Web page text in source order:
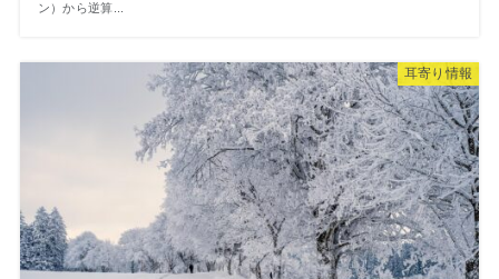
ン）から逆算...
⽿寄り情報